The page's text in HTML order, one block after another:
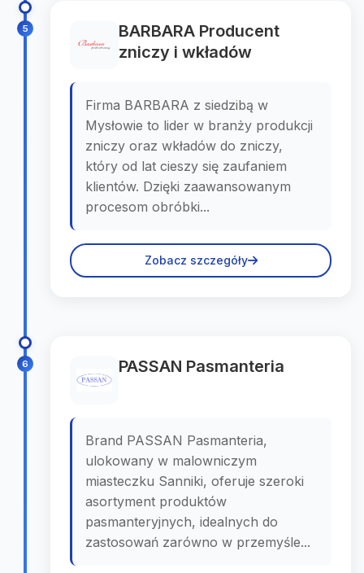
5
BARBARA Producent
zniczy i wkładów
Firma BARBARA z siedzibą w
Mysłowie to lider w branży produkcji
zniczy oraz wkładów do zniczy,
który od lat cieszy się zaufaniem
klientów. Dzięki zaawansowanym
procesom obróbki...
Zobacz szczegóły
6 PASSAN Pasmanteria
Brand PASSAN Pasmanteria,
ulokowany w malowniczym
miasteczku Sanniki, oferuje szeroki
asortyment produktów
pasmanteryjnych, idealnych do
zastosowań zarówno w przemyśle...